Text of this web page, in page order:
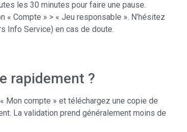
les 30 minutes pour faire une pause.
Compte » > « Jeu responsable ». N’hésitez
Info Service) en cas de doute.
rapidement ?
Mon compte » et téléchargez une copie de
La validation prend généralement moins de